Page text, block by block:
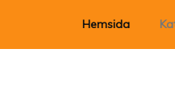
Hemsida